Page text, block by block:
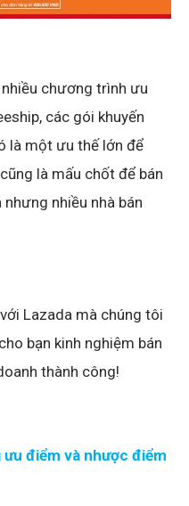
chương trình ưu
các gói khuyến
là một ưu thế lớn để
là mấu chốt để bán
nhiều nhà bán
Lazada mà chúng tôi
bạn kinh nghiệm bán
thành công!
điểm và nhược điểm